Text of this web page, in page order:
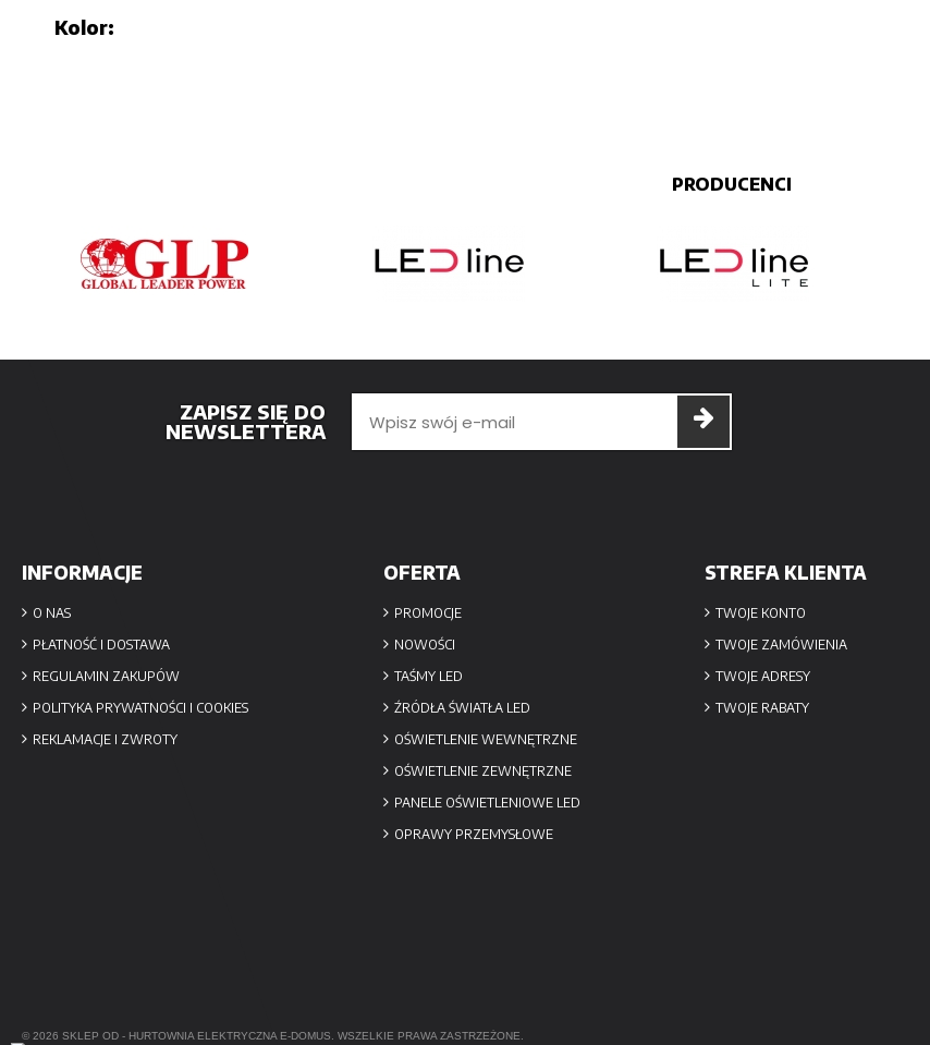
Kolor:
PRODUCENCI
ZAPISZ SIĘ DO
NEWSLETTERA
INFORMACJE
O NAS
PŁATNOŚĆ I DOSTAWA
REGULAMIN ZAKUPÓW
POLITYKA PRYWATNOŚCI I COOKIES
REKLAMACJE I ZWROTY
OFERTA
PROMOCJE
NOWOŚCI
TAŚMY LED
ŹRÓDŁA ŚWIATŁA LED
OŚWIETLENIE WEWNĘTRZNE
OŚWIETLENIE ZEWNĘTRZNE
PANELE OŚWIETLENIOWE LED
OPRAWY PRZEMYSŁOWE
STREFA KLIENTA
TWOJE KONTO
TWOJE ZAMÓWIENIA
TWOJE ADRESY
TWOJE RABATY
© 2026 SKLEP OD - HURTOWNIA ELEKTRYCZNAE-DOMUS. WSZELKIE PRAWA ZASTRZEŻONE.